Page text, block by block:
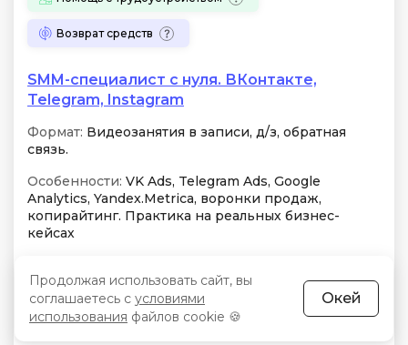
Возврат средств
SMM-специалист с нуля. ВКонтакте,
Telegram, Instagram
Формат: Видеозанятия в записи, д/з, обратная
связь.
Особенности: VK Ads, Telegram Ads, Google
Analytics, Yandex.Metrica, воронки продаж,
копирайтинг. Практика на реальных бизнес-
кейсах
Бессрочный доступ
Продолжая использовать сайт, вы
соглашаетесь с условиями
использования файлов cookie 🍪
Окей